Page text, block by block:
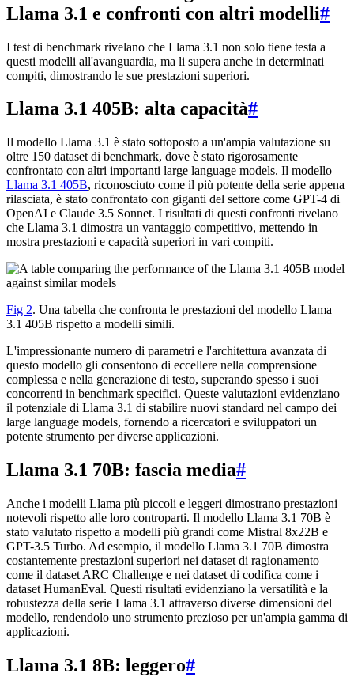
Llama 3.1 e confronti con altri modelli#
I test di benchmark rivelano che Llama 3.1 non solo tiene testa a
questi modelli all'avanguardia, ma li supera anche in determinati
compiti, dimostrando le sue prestazioni superiori.
Llama 3.1 405B: alta capacità#
Il modello Llama 3.1 è stato sottoposto a un'ampia valutazione su
oltre 150 dataset di benchmark, dove è stato rigorosamente
confrontato con altri importanti large language models. Il modello
Llama 3.1 405B, riconosciuto come il più potente della serie appena
rilasciata, è stato confrontato con giganti del settore come GPT-4 di
OpenAI e Claude 3.5 Sonnet. I risultati di questi confronti rivelano
che Llama 3.1 dimostra un vantaggio competitivo, mettendo in
mostra prestazioni e capacità superiori in vari compiti.
Fig 2. Una tabella che confronta le prestazioni del modello Llama
3.1 405B rispetto a modelli simili.
L'impressionante numero di parametri e l'architettura avanzata di
questo modello gli consentono di eccellere nella comprensione
complessa e nella generazione di testo, superando spesso i suoi
concorrenti in benchmark specifici. Queste valutazioni evidenziano
il potenziale di Llama 3.1 di stabilire nuovi standard nel campo dei
large language models, fornendo a ricercatori e sviluppatori un
potente strumento per diverse applicazioni.
Llama 3.1 70B: fascia media#
Anche i modelli Llama più piccoli e leggeri dimostrano prestazioni
notevoli rispetto alle loro controparti. Il modello Llama 3.1 70B è
stato valutato rispetto a modelli più grandi come Mistral 8x22B e
GPT-3.5 Turbo. Ad esempio, il modello Llama 3.1 70B dimostra
costantemente prestazioni superiori nei dataset di ragionamento
come il dataset ARC Challenge e nei dataset di codifica come i
dataset HumanEval. Questi risultati evidenziano la versatilità e la
robustezza della serie Llama 3.1 attraverso diverse dimensioni del
modello, rendendolo uno strumento prezioso per un'ampia gamma di
applicazioni.
Llama 3.1 8B: leggero#